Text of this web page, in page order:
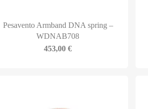
Pesavento Armband DNA spring –
WDNAB708
453,00€